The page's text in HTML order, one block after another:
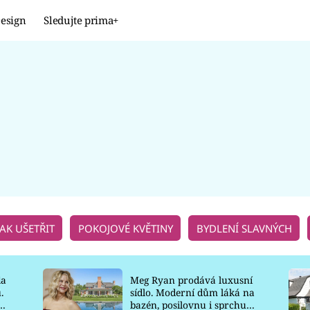
Sledujte prima+
UŠETŘIT POKOJOVÉ KVĚTINY BYDLENÍ SLAVNÝCH
Meg Ryan prodává luxusní
sídlo. Moderní dům láká na
bazén, posilovnu i sprchu